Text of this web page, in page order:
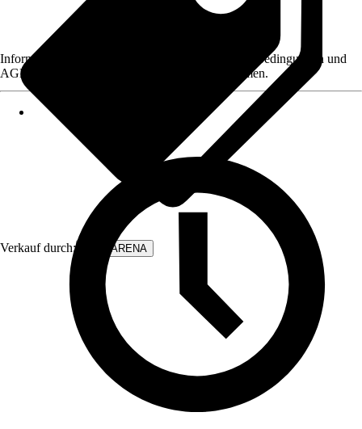
Verkauf durch: WALLARENA
Informationen des Verkäufers, wie z. B. Rückgabebedingungen und
AGB, finden Sie bei Klick auf den Verkäufernamen.